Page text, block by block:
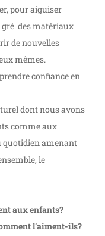
pour aiguiser
des matériaux
de nouvelles
mêmes.
confiance en
dont nous avons
comme aux
quotidien amenant
le
aux enfants?
l’aiment-ils?